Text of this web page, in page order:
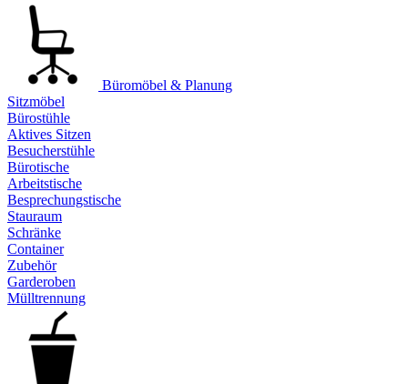
Büromöbel & Planung
Sitzmöbel
Bürostühle
Aktives Sitzen
Besucherstühle
Bürotische
Arbeitstische
Besprechungstische
Stauraum
Schränke
Container
Zubehör
Garderoben
Mülltrennung